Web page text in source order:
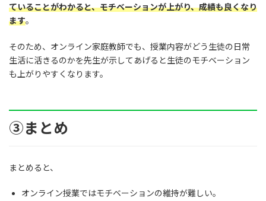
ていることがわかると、モチベーションが上がり、成績も良くなり
ます。
そのため、オンライン家庭教師でも、授業内容がどう生徒の日常
生活に活きるのかを先生が示してあげると生徒のモチベーション
も上がりやすくなります。
③まとめ
まとめると、
オンライン授業ではモチベーションの維持が難しい。